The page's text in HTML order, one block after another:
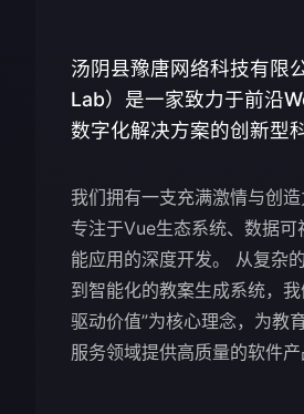
汤阴县豫唐网络科技有限
Lab）是一家致力于前沿
数字化解决方案的创新型
我们拥有一支充满激情与创造
专注于Vue生态系统、数据可
能应用的深度开发。 从复杂
到智能化的教案生成系统，
驱动价值”为核心理念，为教
服务领域提供高质量的软件产